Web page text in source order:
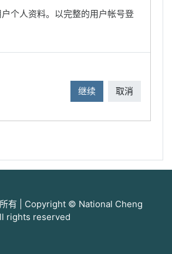
个人资料。以完整的用户帐号登
继续 取消
有 | Copyright © National Cheng
rights reserved